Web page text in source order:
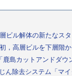
ビル解体の新たなス
，高層ビルを下層階
島カットアンドダウ
ん除去システム「マ